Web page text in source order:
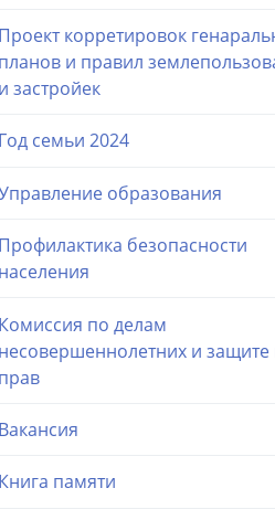
Проект корретировок
планов и правил
и застройек
Год семьи 2024
образования
Профилактика безопасности
населения
Комиссия по делам
несовершеннолетних и защите
прав
Вакансия
Книга памяти